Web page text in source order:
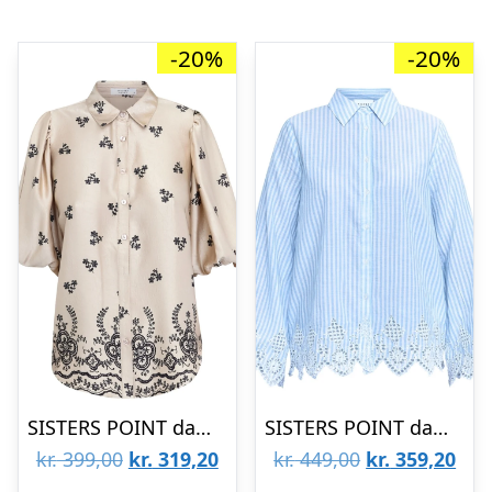
-20%
SISTERS POINT dame skjorte ELLA – Champagne Black
kr.399,00 Den
kr. 319,20Den
-20%
SISTERS POINT dame skjorte IBEA – Blue Stripe
kr.449,00 Den
kr. 359,20Den